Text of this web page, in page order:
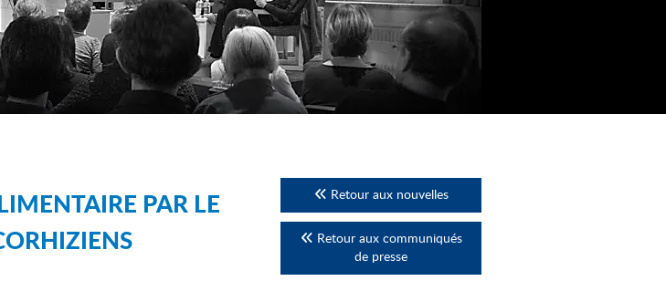
PAR LE
Retour aux nouvelles
Retour aux communiqués
de presse